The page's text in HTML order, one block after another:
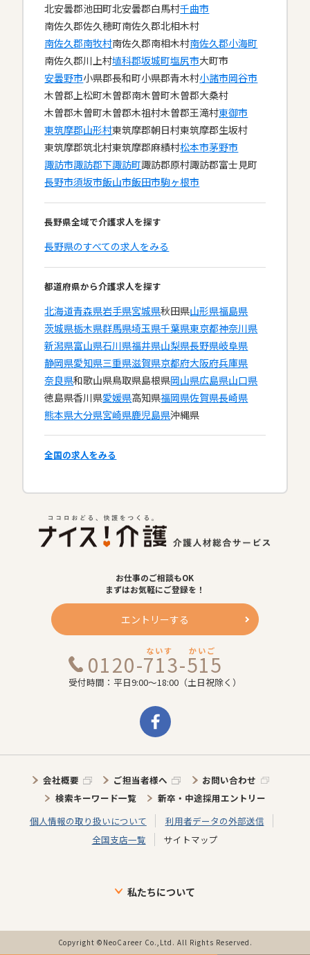
北安曇郡池田町北安曇郡白馬村千曲市
南佐久郡佐久穂町南佐久郡北相木村
南佐久郡南牧村南佐久郡南相木村南佐久郡小海町
南佐久郡川上村埴科郡坂城町塩尻市大町市
安曇野市小県郡長和町小県郡青木村小諸市岡谷市
木曽郡上松町木曽郡南木曽町木曽郡大桑村
木曽郡木曽町木曽郡木祖村木曽郡王滝村東御市
東筑摩郡山形村東筑摩郡朝日村東筑摩郡生坂村
東筑摩郡筑北村東筑摩郡麻績村松本市茅野市
諏訪市諏訪郡下諏訪町諏訪郡原村諏訪郡富士見町
長野市須坂市飯山市飯田市駒ヶ根市
長野県全域で介護求人を探す
長野県のすべての求人をみる
都道府県から介護求人を探す
北海道青森県岩手県宮城県秋田県山形県福島県
茨城県栃木県群馬県埼玉県千葉県東京都神奈川県
新潟県富山県石川県福井県山梨県長野県岐阜県
静岡県愛知県三重県滋賀県京都府大阪府兵庫県
奈良県和歌山県鳥取県島根県岡山県広島県山口県
徳島県香川県愛媛県高知県福岡県佐賀県長崎県
熊本県大分県宮崎県鹿児島県沖縄県
全国の求人をみる
お仕事のご相談もOK
まずはお気軽にご登録を！
エントリーする
0120-713-515
ないす かいご
受付時間：平日9:00～18:00（土日祝除く）
会社概要 ご担当者様へ
お問い合わせ
検索キーワード一覧
新卒・中途採用エントリー
個人情報の取り扱いについて
利用者データの外部送信
全国支店一覧
サイトマップ
私たちについて
介護スタッフに向けた取り組み
インタビュー 事業の歩み・特徴
Copyright ©NeoCareer Co.,Ltd. All Rights Reserved.